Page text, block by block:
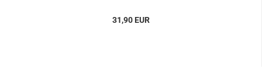
31,90 EUR